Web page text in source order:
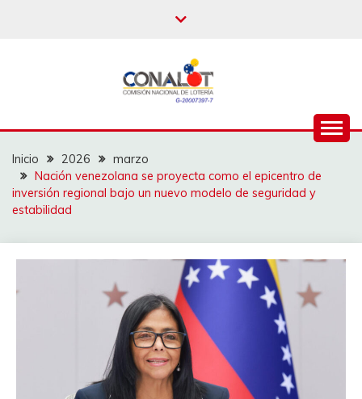
Inicio 2026
marzo
Nación venezolana se proyecta como el epicentro de
inversión regional bajo un nuevo modelo de seguridad y
estabilidad